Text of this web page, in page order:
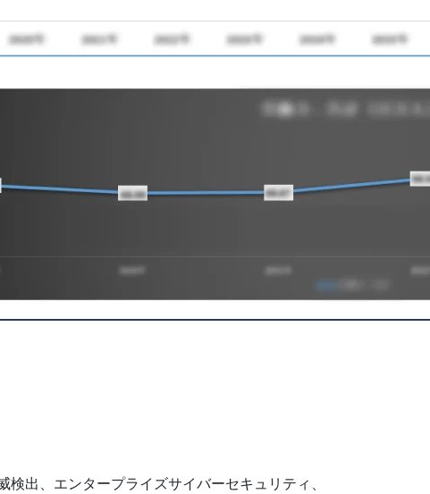
出、エンタープライズサイバーセキュリティ、